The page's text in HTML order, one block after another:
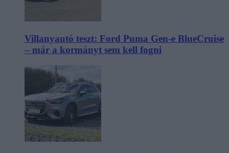
Villanyautó teszt: Ford Puma Gen-e BlueCruise
– már a kormányt sem kell fogni